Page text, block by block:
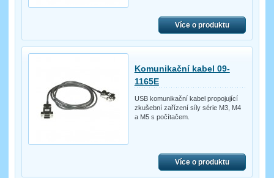
Více o produktu
Komunikační kabel 09-
1165E
USB komunikační kabel propojující
zkušební zařízení síly série M3, M4
a M5 s počítačem.
Více o produktu